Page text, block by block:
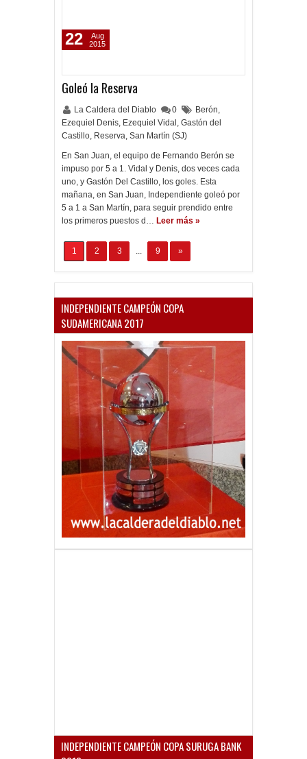
Goleó la Reserva
La Caldera del Diablo 0 Berón,
Ezequiel Denis, Ezequiel Vidal , Gastón del
Castillo, Reserva, San Martín (SJ)
En San Juan, el equipo de Fernando Berón se
impuso por 5 a 1. Vidal y Denis, dos veces cada
uno, y Gastón Del Castillo, los goles. Esta
mañana, en San Juan, Independiente goleó por
5 a 1 a San Martín, para seguir prendido entre
los primeros puestos d… Leer más »
22
Aug
2015
1 2 3 ... 9 »
INDEPENDIENTE CAMPEÓN COPA
SUDAMERICANA 2017
INDEPENDIENTE CAMPEÓN COPA SURUGA BANK